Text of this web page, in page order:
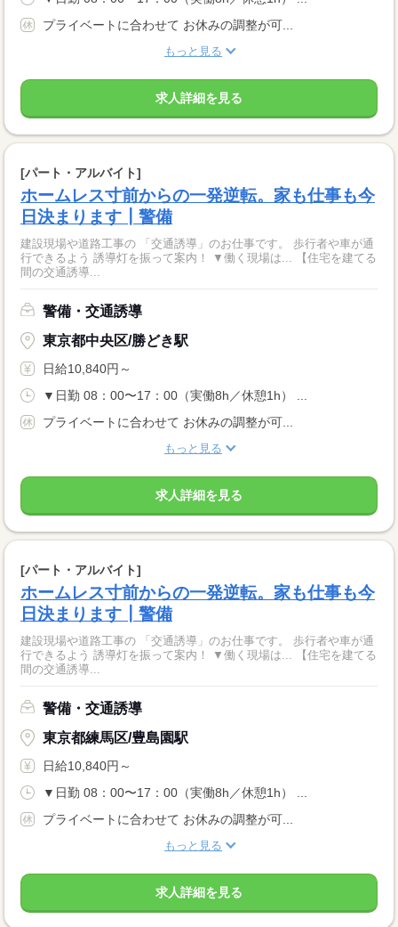
プライベートに合わせて お休みの調整が可...
もっと見る
求人詳細を見る
[パート・アルバイト]
ホームレス寸前からの一発逆転。家も仕事も今
日決まります┃警備
建設現場や道路工事の 「交通誘導」のお仕事です。 歩行者や車が通
行できるよう 誘導灯を振って案内！ ▼働く現場は... 【住宅を建てる
間の交通誘導...
警備・交通誘導
東京都中央区/勝どき駅
日給10,840円～
▼日勤 08：00〜17：00（実働8h／休憩1h） ...
プライベートに合わせて お休みの調整が可...
もっと見る
求人詳細を見る
[パート・アルバイト]
ホームレス寸前からの一発逆転。家も仕事も今
日決まります┃警備
建設現場や道路工事の 「交通誘導」のお仕事です。 歩行者や車が通
行できるよう 誘導灯を振って案内！ ▼働く現場は... 【住宅を建てる
間の交通誘導...
警備・交通誘導
東京都練馬区/豊島園駅
日給10,840円～
▼日勤 08：00〜17：00（実働8h／休憩1h） ...
プライベートに合わせて お休みの調整が可...
もっと見る
求人詳細を見る